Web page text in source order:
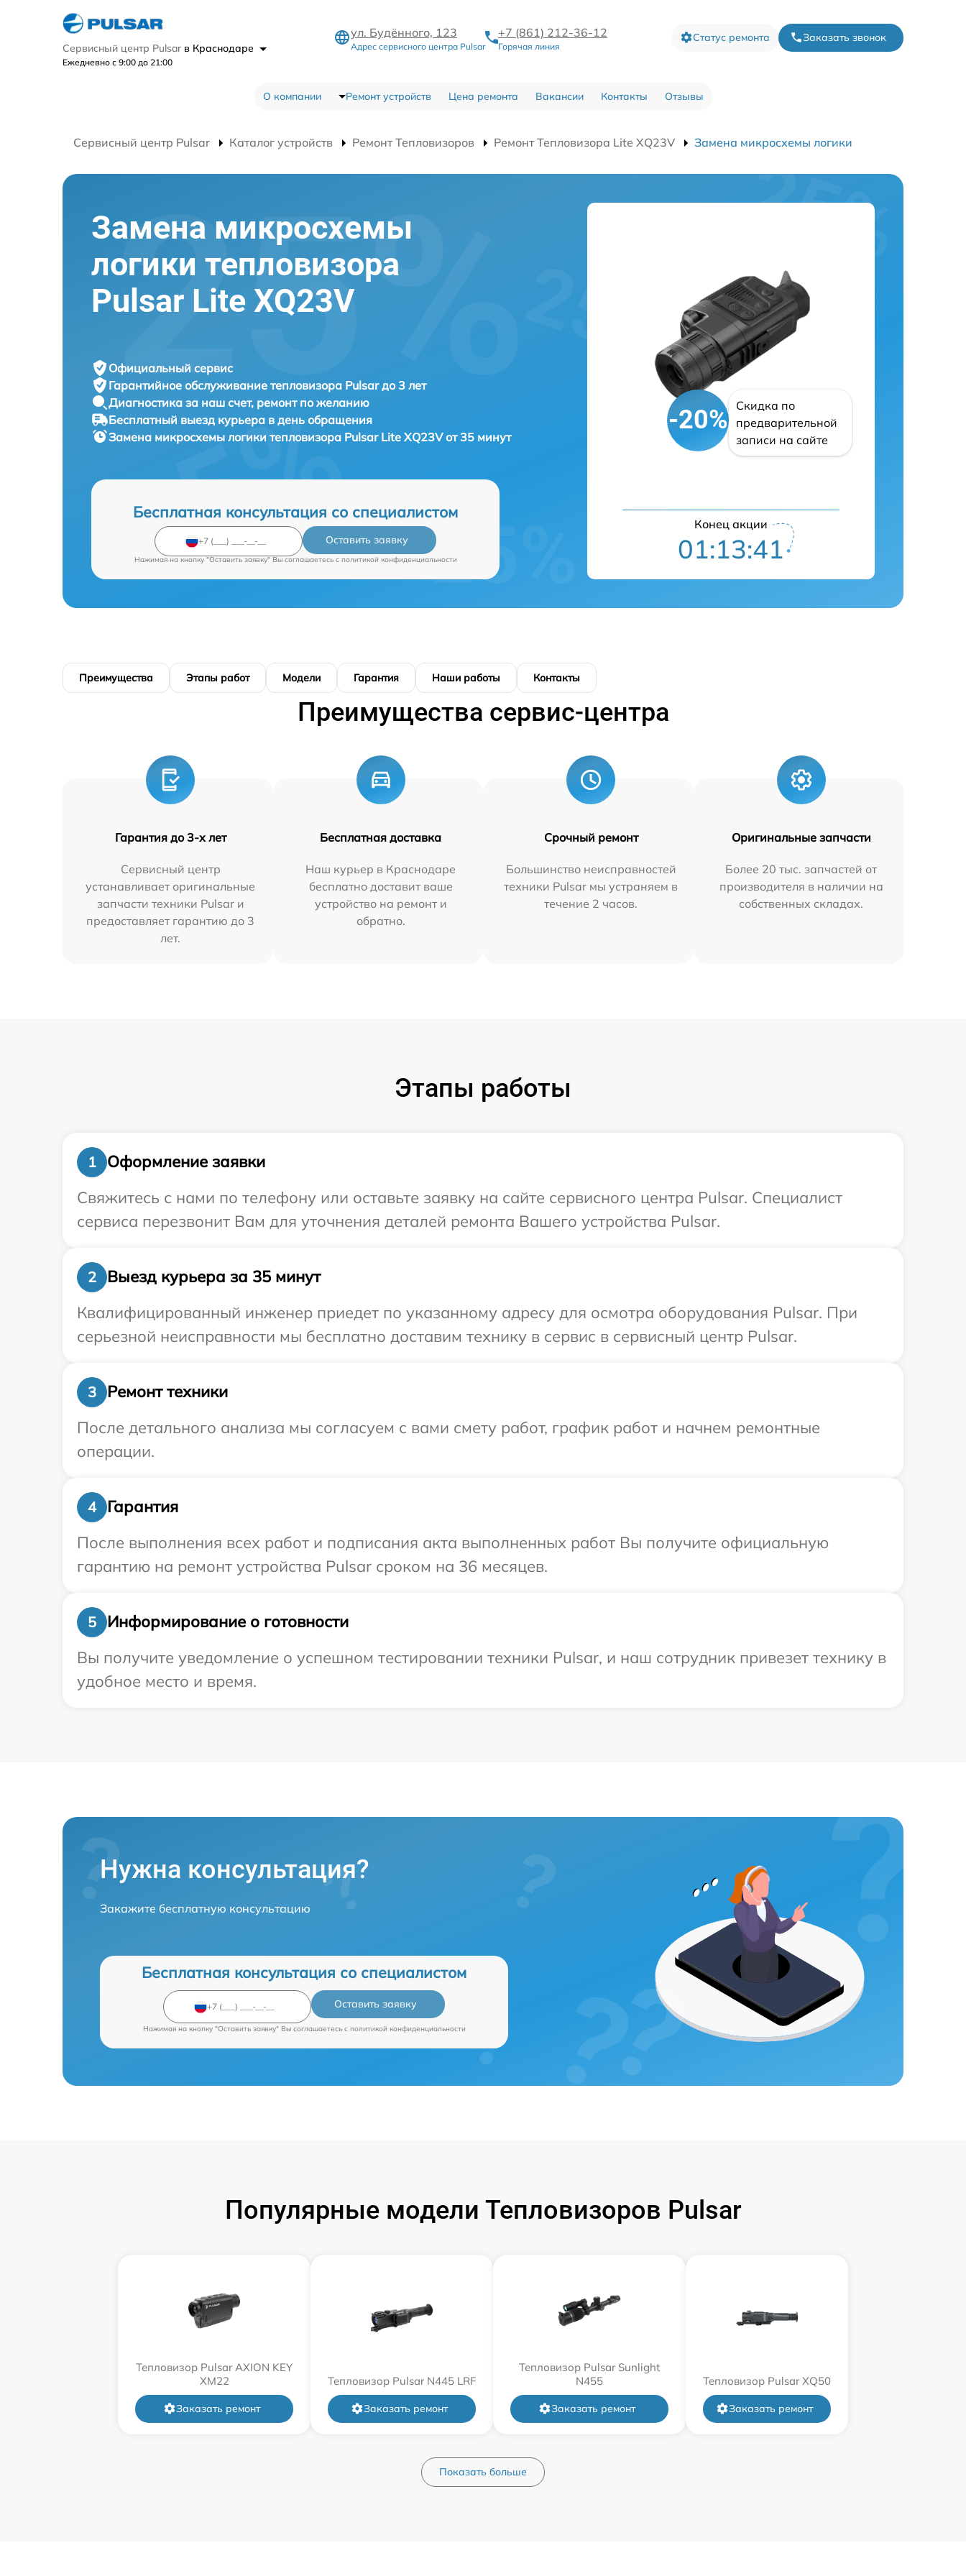
Сервисный центр Pulsar в Краснодаре
Ежедневно с 9:00 до 21:00
ул. Будённого, 123
Адрес сервисного центра Pulsar
+7 (861) 212-36-12
Горячая линия
Статус ремонта Заказать звонок
О компании Ремонт устройств Цена ремонта Вакансии Контакты Отзывы
Сервисный центр Pulsar Каталог устройств Ремонт Тепловизоров Ремонт Тепловизора Lite XQ23V Замена микросхемы логики
Замена микросхемы
логики тепловизора
Pulsar Lite XQ23V
Официальный сервис
Гарантийное обслуживание тепловизора Pulsar до 3 лет
Диагностика за наш счет, ремонт по желанию
Бесплатный выезд курьера в день обращения
Замена микросхемы логики тепловизора Pulsar Lite XQ23V от 35 минут
Бесплатная консультация со специалистом
Оставить заявку
Нажимая на кнопку "Оставить заявку" Вы соглашаетесь c политикой конфиденциальности
-20%
Скидка по
предварительной
записи на сайте
Конец акции
01:13:40
Преимущества Этапы работ Модели Гарантия Наши работы Контакты
Преимущества сервис-центра
Гарантия до 3-х лет
Сервисный центр
устанавливает оригинальные
запчасти техники Pulsar и
предоставляет гарантию до 3
лет.
Бесплатная доставка
Наш курьер в Краснодаре
бесплатно доставит ваше
устройство на ремонт и
обратно.
Срочный ремонт
Большинство неисправностей
техники Pulsar мы устраняем в
течение 2 часов.
Оригинальные запчасти
Более 20 тыс. запчастей от
производителя в наличии на
собственных складах.
Этапы работы
1
Оформление заявки
Свяжитесь с нами по телефону или оставьте заявку на сайте сервисного центра Pulsar. Специалист
сервиса перезвонит Вам для уточнения деталей ремонта Вашего устройства Pulsar.
2
Выезд курьера за 35 минут
Квалифицированный инженер приедет по указанному адресу для осмотра оборудования Pulsar. При
серьезной неисправности мы бесплатно доставим технику в сервис в сервисный центр Pulsar.
3
Ремонт техники
После детального анализа мы согласуем с вами смету работ, график работ и начнем ремонтные
операции.
4
Гарантия
После выполнения всех работ и подписания акта выполненных работ Вы получите официальную
гарантию на ремонт устройства Pulsar сроком на 36 месяцев.
5
Информирование о готовности
Вы получите уведомление о успешном тестировании техники Pulsar, и наш сотрудник привезет технику в
удобное место и время.
Нужна консультация?
Закажите бесплатную консультацию
Бесплатная консультация со специалистом
Оставить заявку
Нажимая на кнопку "Оставить заявку" Вы соглашаетесь c политикой конфиденциальности
Популярные модели Тепловизоров Pulsar
Тепловизор Pulsar AXION KEY
XM22
Заказать ремонт
Тепловизор Pulsar N445 LRF
Заказать ремонт
Тепловизор Pulsar Sunlight
N455
Заказать ремонт
Тепловизор Pulsar XQ50
Заказать ремонт
Показать больше